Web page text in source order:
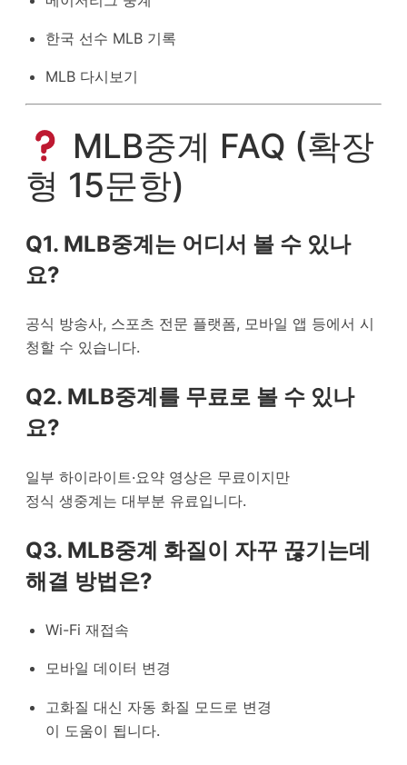
한국 선수 MLB 기록
MLB 다시보기
MLB중계 FAQ (확장
형 15문항)
Q1. MLB중계는 어디서 볼 수 있나
요?
공식 방송사, 스포츠 전문 플랫폼, 모바일 앱 등에서 시
청할 수 있습니다.
Q2. MLB중계를 무료로 볼 수 있나
요?
일부 하이라이트·요약 영상은 무료이지만
정식 생중계는 대부분 유료입니다.
Q3. MLB중계 화질이 자꾸 끊기는데
해결 방법은?
Wi-Fi 재접속
모바일 데이터 변경
고화질 대신 자동 화질 모드로 변경
이 도움이 됩니다.